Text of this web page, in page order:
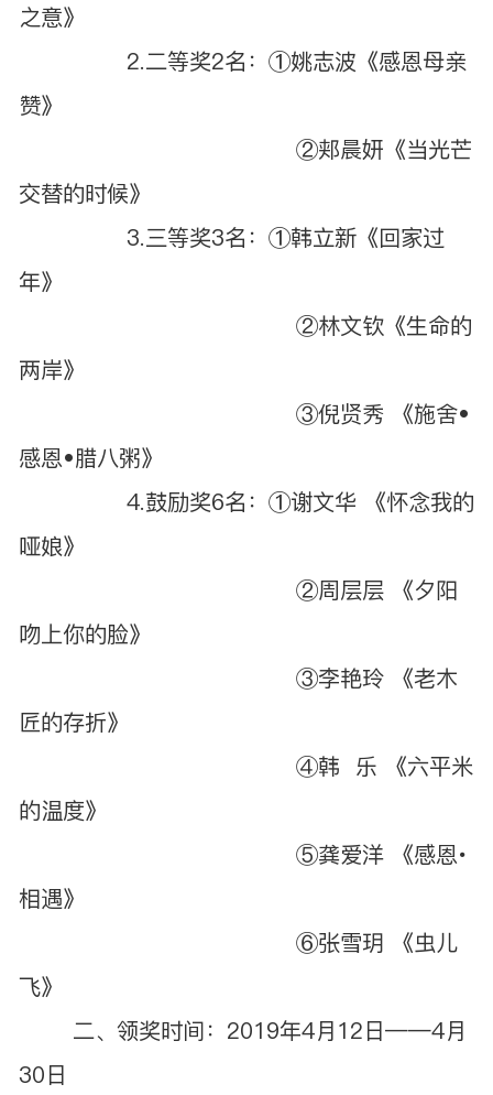
之意》
2.二等奖2名：①姚志波《感恩母亲
赞》
②郏晨妍《当光芒
交替的时候》
3.三等奖3名：①韩立新《回家过
年》
②林文钦《生命的
两岸》
③倪贤秀 《施舍•
感恩•腊八粥》
4.鼓励奖6名：①谢文华 《怀念我的
哑娘》
②周层层 《夕阳
吻上你的脸》
③李艳玲 《老木
匠的存折》
④韩 乐 《六平米
的温度》
⑤龚爱洋 《感恩∙
相遇》
⑥张雪玥 《虫儿
飞》
二、领奖时间：2019年4月12日——4月
30日